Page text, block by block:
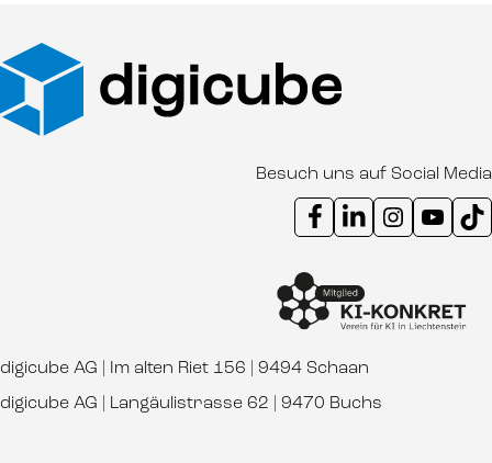
Besuch uns auf Social Media
Instagram Kanal digicube
Youtube Kanal
digicube AG | Im alten Riet 156 | 9494 Schaan
digicube AG | Langäulistrasse 62 | 9470 Buchs